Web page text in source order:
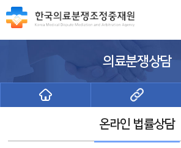
의료분쟁상담
온라인 법률상담